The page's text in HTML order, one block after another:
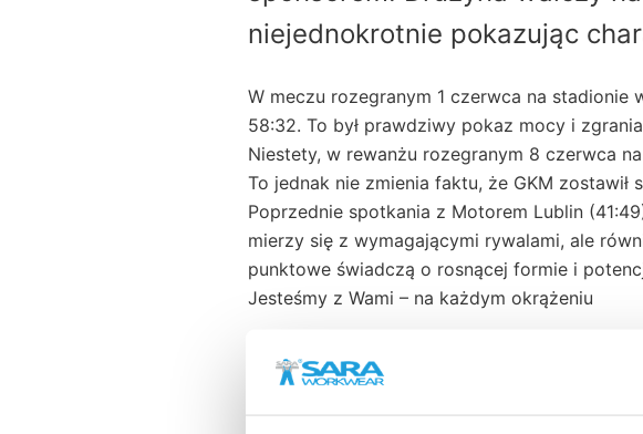
niejednokrotnie pokazując
W meczu rozegranym 1 czerwca na stadionie
58:32. To był prawdziwy pokaz mocy i
Niestety, w rewanżu rozegranym 8 czerwca
To jednak nie zmienia faktu, że GKM zostawił
Poprzednie spotkania z Motorem Lublin
mierzy się z wymagającymi rywalami, ale
punktowe świadczą o rosnącej formie i
Jesteśmy z Wami – na każdym okrążeniu